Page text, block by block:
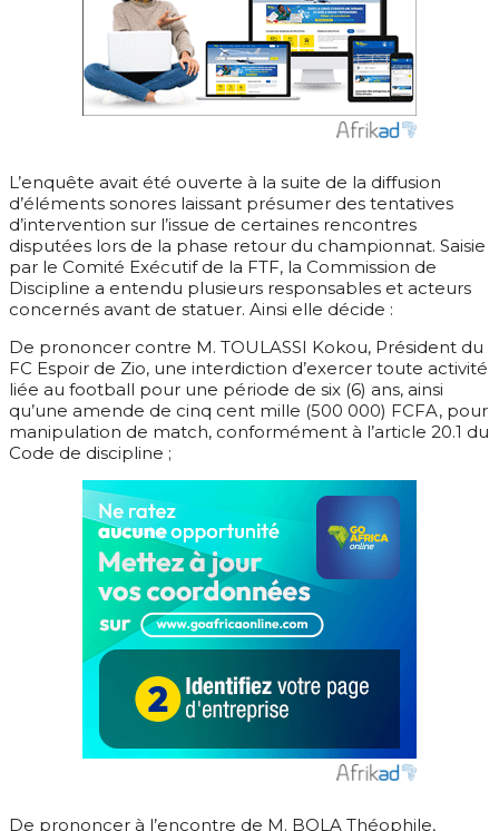
L’enquête avait été ouverte à la suite de la diffusion
d’éléments sonores laissant présumer des tentatives
d’intervention sur l’issue de certaines rencontres
disputées lors de la phase retour du championnat. Saisie
par le Comité Exécutif de la FTF, la Commission de
Discipline a entendu plusieurs responsables et acteurs
concernés avant de statuer. Ainsi elle décide :
De prononcer contre M. TOULASSI Kokou, Président du
FC Espoir de Zio, une interdiction d’exercer toute activité
liée au football pour une période de six (6) ans, ainsi
qu’une amende de cinq cent mille (500 000) FCFA, pour
manipulation de match, conformément à l’article 20.1 du
Code de discipline ;
De prononcer à l’encontre de M. BOLA Théophile,